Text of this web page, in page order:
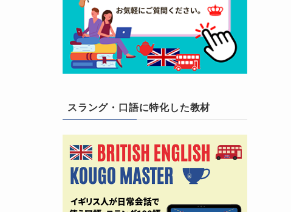
スラング・口語に特化した教材